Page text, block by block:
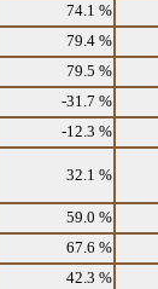
74.1 %
79.4 %
79.5 %
-31.7 %
-12.3 %
32.1 %
59.0 %
67.6 %
42.3 %